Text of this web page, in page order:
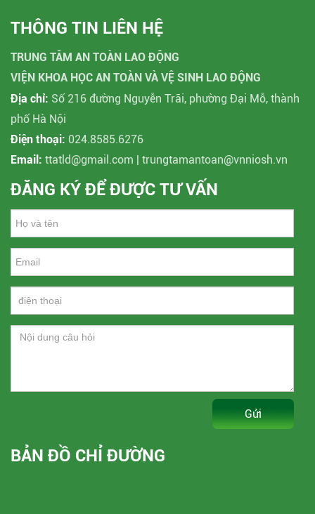
THÔNG TIN LIÊN HỆ
TRUNG TÂM AN TOÀN LAO ĐỘNG
VIỆN KHOA HỌC AN TOÀN VÀ VỆ SINH LAO ĐỘNG
Địa chỉ: Số 216 đường Nguyễn Trãi, phường Đại Mỗ, thành
phố Hà Nội
Điện thoại: 024.8585.6276
Email: ttatld@gmail.com | trungtamantoan@vnniosh.vn
ĐĂNG KÝ ĐỂ ĐƯỢC TƯ VẤN
Gửi
BẢN ĐỒ CHỈ ĐƯỜNG